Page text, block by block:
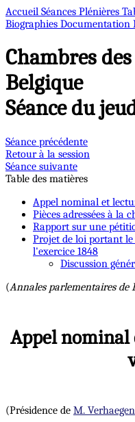
Accueil Séances Plénières
Biographies Documentation
Chambres
Belgique
Séance du
Séance précédente
Retour à la session
Séance suivante
Table des matières
Appel nominal et
Pièces adressées à la
Rapport sur une
Projet de loi portant
l'exercice 1848
Discussion
(Annales parlementaires de
Appel nominal
(Présidence de M. Verhaegen